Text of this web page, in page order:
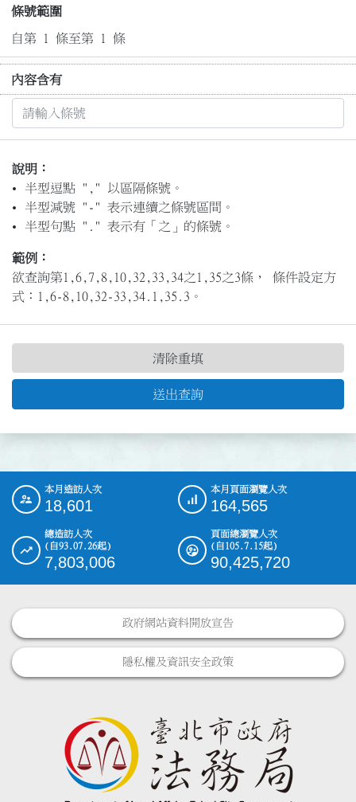
條號範圍
自第 1 條至第 1 條
內容含有
說明：
半型逗點 "," 以區隔條號。
半型減號 "-" 表示連續之條號區間。
半型句點 "." 表示有「之」的條號。
範例：
欲查詢第1,6,7,8,10,32,33,34之1,35之3條， 條件設定方
式：1,6-8,10,32-33,34.1,35.3。
送出查詢
清除重填
::: 本月造訪人次
18,601
本月頁面瀏覽人次
164,565
總造訪人次
(自93.07.26起)
7,803,006
頁面總瀏覽人次
(自105.7.15起)
90,425,720
政府網站資料開放宣告
隱私權及資訊安全政策